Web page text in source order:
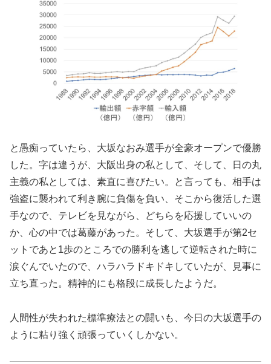
と愚痴っていたら、大坂なおみ選手が全豪オープンで優勝
した。字は違うが、大阪出身の私として、そして、日の丸
主義の私としては、素直に喜びたい。と言っても、相手は
強盗に襲われて利き腕に負傷を負い、そこから復活した選
手なので、テレビを見ながら、どちらを応援していいの
か、心の中では葛藤があった。そして、大坂選手が第2セ
ットであと 1歩のところでの勝利を逃して逆転された時に
涙ぐんでいたので、ハラハラドキドキしていたが、見事に
立ち直った。精神的にも格段に成長したようだ。
人間性が失われた標準療法との闘いも、今日の大坂選手の
ように粘り強く頑張っていくしかない。